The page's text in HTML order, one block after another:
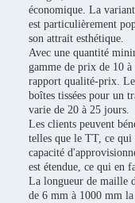
économique. La
est particulièrement
son attrait esthétique.
Avec une quantité
gamme de prix de 10
rapport qualité-prix.
boîtes tissées pour un
varie de 20 à 25 jours.
Les clients peuvent
telles que le TT, ce qui
capacité
est étendue, ce qui en
La longueur de maille
de 6 mm à 1000 mm